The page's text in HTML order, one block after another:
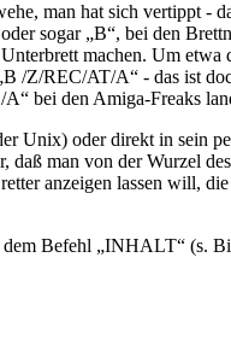
man hat sich vertippt -
sogar „B“, bei den
machen. Um etwa
/Z/REC/AT/A“ - das ist
bei den Amiga-Freaks
Unix) oder direkt in sein
daß man von der Wurzel
anzeigen lassen will,
dem Befehl „INHALT“ (s.